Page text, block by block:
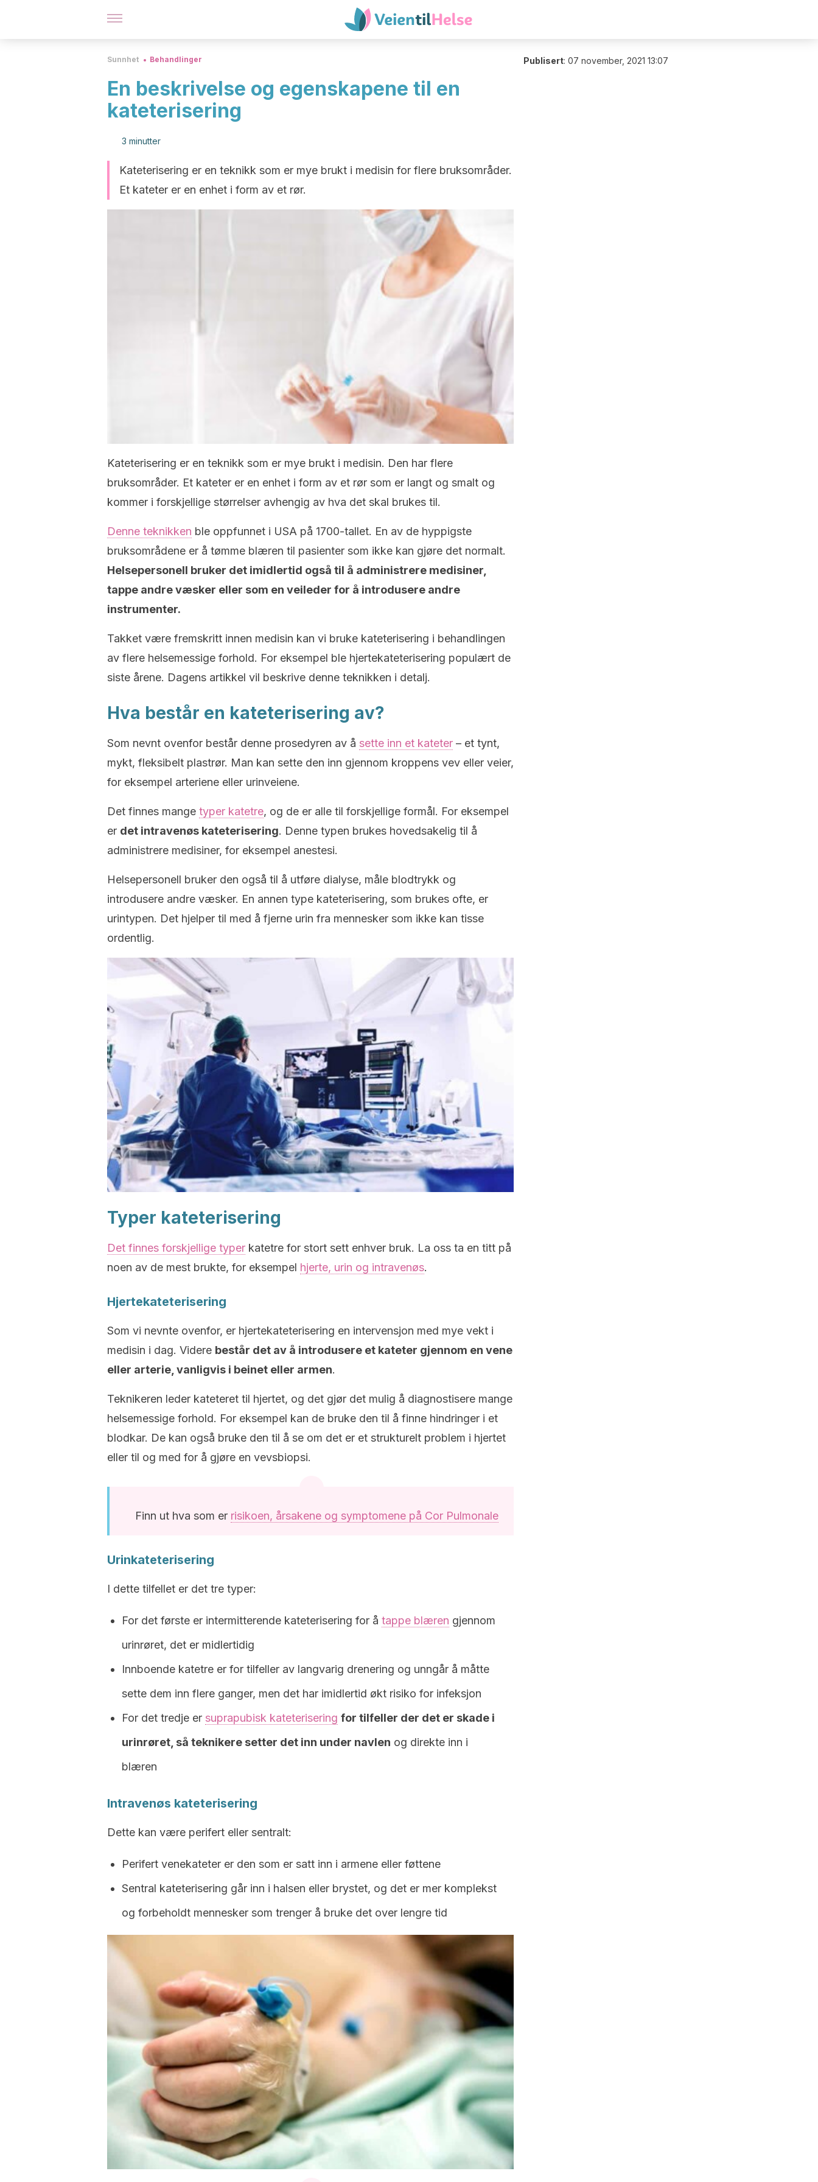
Sunnhet Behandlinger
En beskrivelse og egenskapene til en
kateterisering
3 minutter
Kateterisering er en teknikk som er mye brukt i medisin for flere bruksområder.
Et kateter er en enhet i form av et rør.
Kateterisering er en teknikk som er mye brukt i medisin. Den har flere
bruksområder. Et kateter er en enhet i form av et rør som er langt og smalt og
kommer i forskjellige størrelser avhengig av hva det skal brukes til.
Denne teknikken ble oppfunnet i USA på 1700-tallet. En av de hyppigste
bruksområdene er å tømme blæren til pasienter som ikke kan gjøre det normalt.
Helsepersonell bruker det imidlertid også til å administrere medisiner,
tappe andre væsker eller som en veileder for å introdusere andre
instrumenter.
Takket være fremskritt innen medisin kan vi bruke kateterisering i behandlingen
av flere helsemessige forhold. For eksempel ble hjertekateterisering populært de
siste årene. Dagens artikkel vil beskrive denne teknikken i detalj.
Hva består en kateterisering av?
Som nevnt ovenfor består denne prosedyren av å sette inn et kateter – et tynt,
mykt, fleksibelt plastrør. Man kan sette den inn gjennom kroppens vev eller veier,
for eksempel arteriene eller urinveiene.
Det finnes mange typer katetre, og de er alle til forskjellige formål. For eksempel
er det intravenøs kateterisering. Denne typen brukes hovedsakelig til å
administrere medisiner, for eksempel anestesi.
Helsepersonell bruker den også til å utføre dialyse, måle blodtrykk og
introdusere andre væsker. En annen type kateterisering, som brukes ofte, er
urintypen. Det hjelper til med å fjerne urin fra mennesker som ikke kan tisse
ordentlig.
Typer kateterisering
Det finnes forskjellige typer katetre for stort sett enhver bruk. La oss ta en titt på
noen av de mest brukte, for eksempel hjerte, urin og intravenøs.
Hjertekateterisering
Som vi nevnte ovenfor, er hjertekateterisering en intervensjon med mye vekt i
medisin i dag. Videre består det av å introdusere et kateter gjennom en vene
eller arterie, vanligvis i beinet eller armen.
Teknikeren leder kateteret til hjertet, og det gjør det mulig å diagnostisere mange
helsemessige forhold. For eksempel kan de bruke den til å finne hindringer i et
blodkar. De kan også bruke den til å se om det er et strukturelt problem i hjertet
eller til og med for å gjøre en vevsbiopsi.
Finn ut hva som er risikoen, årsakene og symptomene på Cor Pulmonale
Urinkateterisering
I dette tilfellet er det tre typer:
For det første er intermitterende kateterisering for å tappe blæren gjennom
urinrøret, det er midlertidig
Innboende katetre er for tilfeller av langvarig drenering og unngår å måtte
sette dem inn flere ganger, men det har imidlertid økt risiko for infeksjon
For det tredje er suprapubisk kateterisering for tilfeller der det er skade i
urinrøret, så teknikere setter det inn under navlen og direkte inn i
blæren
Intravenøs kateterisering
Dette kan være perifert eller sentralt:
Perifert venekateter er den som er satt inn i armene eller føttene
Sentral kateterisering går inn i halsen eller brystet, og det er mer komplekst
og forbeholdt mennesker som trenger å bruke det over lengre tid
Publisert: 07 november, 2021 13:07